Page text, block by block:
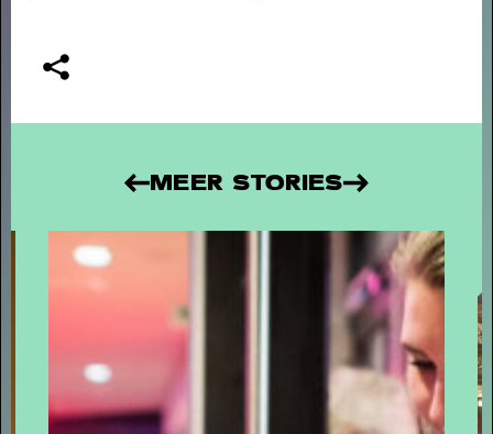
OVER TULIP TOWN - Operette, punk,
humor, liefde en kartonnen magie
MEER STORIES